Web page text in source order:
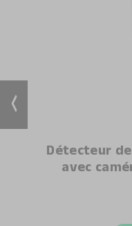
Détecteur
avec